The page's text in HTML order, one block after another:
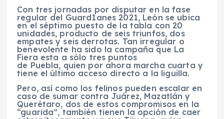
Con tres jornadas por disputar en la fase
regular del Guard1anes 2021, León se ubica
en el séptimo puesto de la tabla con 20
unidades, producto de seis triunfos, dos
empates y seis derrotas. Tan irregular o
benevolente ha sido la campaña que La
Fiera esta a sólo tres puntos
de Puebla, quien por ahora marcha cuarta y
tiene el último acceso directo a la liguilla.
Pero, así como los felinos pueden escalar en
caso de sumar contra Juárez, Mazatlán y
Querétaro, dos de estos compromisos en la
“guarida”, también tienen la opción de caer